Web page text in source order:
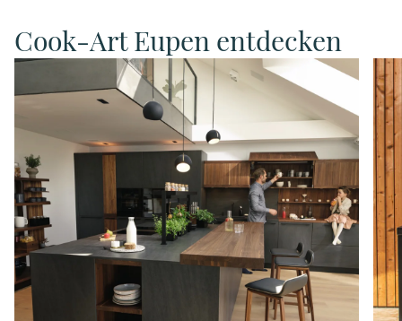
Cook-Art Eupen entdecken